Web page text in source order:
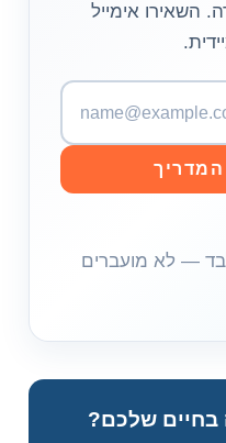
השאירו אימייל
— לא מועברים
בחיים שלכם?